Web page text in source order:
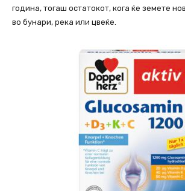
година, тогаш остатокот, кога ќе земете
во бунари, река или цвеќе.